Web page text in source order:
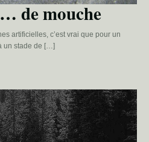
de mouche
artificielles, c’est vrai que pour un
un stade de […]